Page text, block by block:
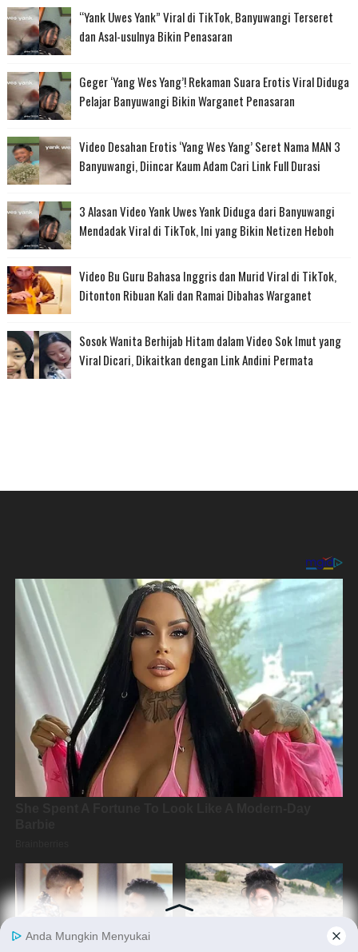
“Yank Uwes Yank” Viral di TikTok, Banyuwangi Terseret
dan Asal-usulnya Bikin Penasaran
Geger ‘Yang Wes Yang’! Rekaman Suara Erotis Viral Diduga
Pelajar Banyuwangi Bikin Warganet Penasaran
Video Desahan Erotis ‘Yang Wes Yang’ Seret Nama MAN 3
Banyuwangi, Diincar Kaum Adam Cari Link Full Durasi
3 Alasan Video Yank Uwes Yank Diduga dari Banyuwangi
Mendadak Viral di TikTok, Ini yang Bikin Netizen Heboh
Video Bu Guru Bahasa Inggris dan Murid Viral di TikTok,
Ditonton Ribuan Kali dan Ramai Dibahas Warganet
Sosok Wanita Berhijab Hitam dalam Video Sok Imut yang
Viral Dicari, Dikaitkan dengan Link Andini Permata